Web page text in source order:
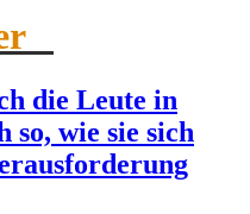
die Leute in
wie sie sich